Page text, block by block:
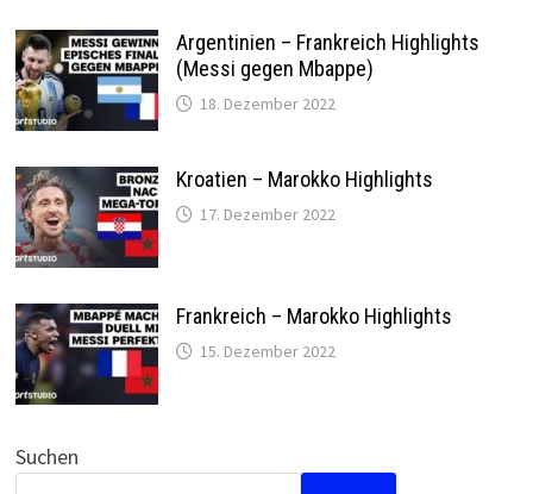
Argentinien – Frankreich Highlights
(Messi gegen Mbappe)
18. Dezember 2022
Kroatien – Marokko Highlights
17. Dezember 2022
Frankreich – Marokko Highlights
15. Dezember 2022
Suchen